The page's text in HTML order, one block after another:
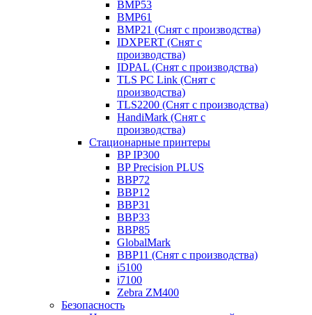
BMP53
BMP61
BMP21 (Снят с производства)
IDXPERT (Снят с
производства)
IDPAL (Снят с производства)
TLS PC Link (Снят с
производства)
TLS2200 (Снят с производства)
HandiMark (Снят с
производства)
Стационарные принтеры
BP IP300
BP Precision PLUS
BBP72
BBP12
BBP31
BBP33
BBP85
GlobalMark
BBP11 (Снят с производства)
i5100
i7100
Zebra ZM400
Безопасность